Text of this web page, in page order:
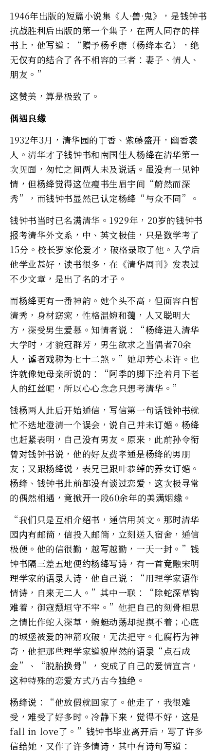
1946年出版的短篇小说集《人·兽·鬼》，是钱钟书
抗战胜利后出版的第一个集子，在两人同存的样
书上，他写道：“赠予杨季康（杨绛本名），绝
无仅有的结合了各不相容的三者：妻子、情人、
朋友。”
这赞美，算是极致了。
偶遇良缘
1932年3月，清华园的丁香、紫藤盛开，幽香袭
人。清华才子钱钟书和南国佳人杨绛在清华第一
次见面，匆忙之间两人未及说话。虽没有一见钟
情，但杨绛觉得这位瘦书生眉宇间“蔚然而深
秀”，而钱钟书显然已认定杨绛“与众不同”。
钱钟书当时已名满清华。1929年，20岁的钱钟书
报考清华外文系，中、英文极佳，只是数学考了
15分。校长罗家伦爱才，破格录取了他。入学后
他学业甚好，读书很多，在《清华周刊》发表过
不少文章，是出了名的才子。
而杨绛更有一番神韵。她个头不高，但面容白皙
清秀，身材窈窕，性格温婉和蔼，人又聪明大
方，深受男生爱慕。知情者说：“杨绛进入清华
大学时，才貌冠群芳，男生欲求之当偶者70余
人，谑者戏称为七十二煞。”她却芳心未许。也
许就像她母亲所说的：“阿季的脚下拴着月下老
人的红丝呢，所以心心念念只想考清华。”
钱杨两人此后开始通信，写信第一句话钱钟书就
忙不迭地澄清一个误会，说自己并未订婚。杨绛
也赶紧表明，自己没有男友。原来，此前孙令衔
曾对钱钟书说，他的好友费孝通是杨绛的男朋
友；又跟杨绛说，表兄已跟叶恭绰的养女订婚。
杨绛、钱钟书此前都没有谈过恋爱，这次极寻常
的偶然相遇，竟掀开一段60余年的美满姻缘。
“我们只是互相介绍书，通信用英文。那时清华
园内有邮筒，信投入邮筒，立刻送入宿舍，通信
极便。他的信很勤，越写越勤，一天一封。”钱
钟书隔三差五地便约杨绛写诗，有一首竟融宋明
理学家的语录入诗，他自己说：“用理学家语作
情诗，自来无二人。”其中一联：“除蛇深草钩
难着，御寇颓垣守不牢。”他把自己的刻骨相思
之情比作蛇入深草，蜿蜓动荡却捉摸不着；心底
的城堡被爱的神箭攻破，无法把守。化腐朽为神
奇，他把那些理学家道貌岸然的语录“点石成
金”、“脱胎换骨”，变成了自己的爱情宣言，
这种特殊的恋爱方式乃古今独绝。
杨绛说：“他放假就回家了。他走了，我很难
受，难受了好多时。冷静下来，觉得不好，这是
fall in love了。”钱钟书毕业离开后，写了许多
信给她，又作了许多情诗，其中有诗句写道：